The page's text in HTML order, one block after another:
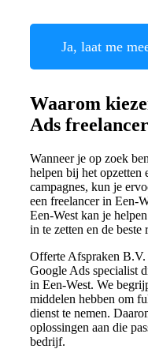
Ja, laat me
Waarom
Ads
Wanneer je op zoek
helpen bij het opzetten
campagnes, kun je
een freelancer in Een-
Een-West kan je
in te zetten en de beste
Offerte Afspraken B.V.
Google Ads specialist
in Een-West. We
middelen hebben om
dienst te nemen.
oplossingen aan die
bedrijf.